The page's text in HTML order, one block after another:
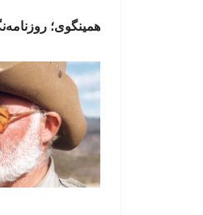
همینگوی؛